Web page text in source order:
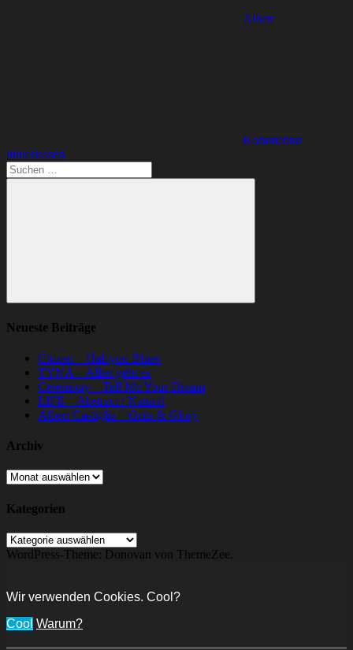
Alben
Kommentar
hinterlassen
Suchen
nach:
Suchen
Neueste Beiträge
Citizen – Halcyon Blues
TYNA – Allen geht es
Ceremony – Tell Me Your Dream
LIFE – Abstract / Natural
Albert Castiglia – Grits & Glory
Archiv
Archiv
Kategorien
Kategorien
WordPress-Theme: Donovan von ThemeZee.
Wir verwenden Cookies. Cool?
Cool Warum?